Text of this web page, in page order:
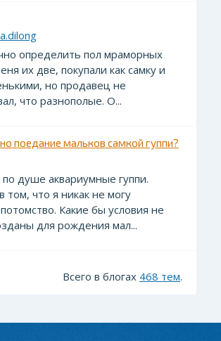
определить пол мраморных
их две, покупали как самку и
но продавец не
что разнополые. О...
поедание мальков самкой гуппи?
душе аквариумные гуппи.
том, что я никак не могу
Какие бы условия не
для рождения мал...
Всего в блогах 468 тем.